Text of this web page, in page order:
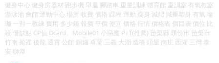
健身中心 健身房器材 跑步機 舉重 腳踏車 重量訓練 體育館 重訓室 有氧教室
游泳池 會館 運動中心 場所 收費 價格 課程 運動 瘦身 減肥 減重塑身 有氧 瑜
珈 一對一教練 費用 多少錢 報價 平價 便宜 價格 行情 價格表 價目表 價位 比
較 優缺點 CP值 Dcard、Mobile01 小惡魔 PTT(推薦) 苗栗縣 頭份市 苗栗市
竹南 苑裡 後龍 通霄 公館 銅鑼 卓蘭 三義 大湖 造橋 頭屋 南庄 西湖 三灣 泰
安 獅潭